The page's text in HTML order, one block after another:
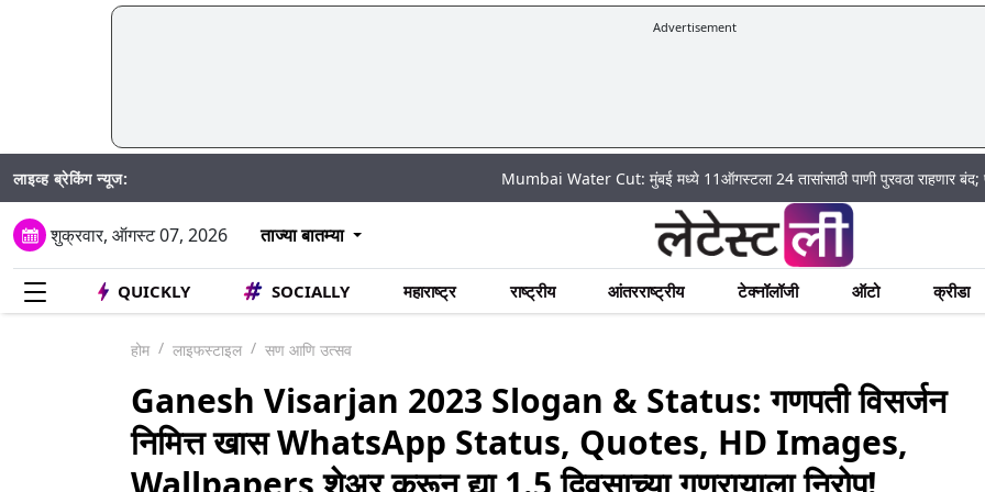
Advertisement
लाइव्ह ब्रेकिंग न्यूज: Mumbai Water Cut: मुंबई मध्ये 11ऑगस्टला 24 तासांसाठी पाणी पुरवठा राहणार बंद; पहा कुठे असेल पाणी
शुक्रवार, ऑगस्ट 07, 2026 ताज्या बातम्या
QUICKLY SOCIALLY महाराष्ट्र राष्ट्रीय आंतरराष्ट्रीय टेक्नॉलॉजी ऑटो क्रीडा
होम लाइफस्टाइल सण आणि उत्सव
Ganesh Visarjan 2023 Slogan & Status: गणपती विसर्जन
निमित्त खास WhatsApp Status, Quotes, HD Images,